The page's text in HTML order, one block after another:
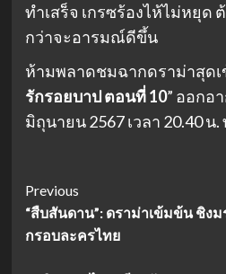
ทำเสร็จ เกรซร้องไห้ไม่หยุด
กว่าจะอารมณ์ดีขึ้น
ห้ามพลาดชมฉากดราม่าสุดเ
รักรอยบาป ตอนที่ 10” ออกอ
มิถุนายน 2567 เวลา 20.40 น
Post
Navigation
Previous
“สืบสันดาน”: ดราม่าเข้มข้น ชิง
กรอบละครไทย